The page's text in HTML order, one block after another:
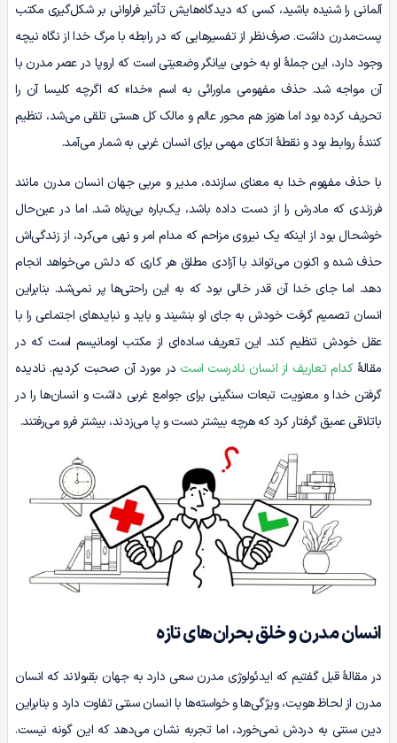
آلمانی را شنیده باشید، کسی که دیدگاه‌هایش تأثیر فراوانی بر شکل‌گیری مکتب
پست‌مدرن داشت. صرف‌نظر از تفسیرهایی که در رابطه با مرگ خدا از نگاه نیچه
وجود دارد، این جملۀ او به خوبی بیانگر وضعیتی است که اروپا در عصر مدرن با
آن مواجه شد. حذف مفهومی ‌‌ماورائی به اسم «خدا» که اگرچه کلیسا آن را
تحریف کرده بود اما هنوز هم محور عالم و مالک کل هستی تلقی می‌شد، تنظیم
کنندۀ روابط بود و نقطۀ اتکای مهمی ‌‌برای انسان غربی به شمار می‌آمد.
با حذف مفهوم خدا به معنای سازنده، مدیر و مربی جهان انسان مدرن مانند
فرزندی که مادرش را از دست داده باشد، یک‌باره بی‌پناه شد. اما در عین‌حال
خوشحال بود از اینکه یک نیروی مزاحم که مدام امر و نهی می‌کرد، از زندگی‌اش
حذف شده و اکنون می‌تواند با آزادی مطلق هر کاری که دلش می‌خواهد انجام
دهد. اما جای خدا آن قدر خالی بود که به این راحتی‌ها پر نمی‌شد. بنابراین
انسان تصمیم گرفت خودش به جای او بنشیند و باید و نبایدهای اجتماعی را با
عقل خودش تنظیم کند. این تعریف ساده‌ای از مکتب اومانیسم است که در
مقالۀکدام تعاریف از انسان نادرست است در مورد آن صحبت کردیم. نادیده
گرفتن خدا و معنویت تبعات سنگینی برای جوامع غربی داشت و انسان‌ها را در
باتلاقی عمیق گرفتار کرد که هرچه بیشتر دست و پا می‌زدند، بیشتر فرو می‌رفتند.
انسان مدرن و خلق بحران‌های تازه
در مقالۀ قبل گفتیم که ایدئولوژی مدرن سعی دارد به جهان بقبولاند که انسان
مدرن از لحاظ هویت، ویژگی‌ها و خواسته‌ها با انسان سنتی تفاوت دارد و بنابراین
دین سنتی به دردش نمی‌خورد، اما تجربه نشان می‌دهد که این گونه نیست.